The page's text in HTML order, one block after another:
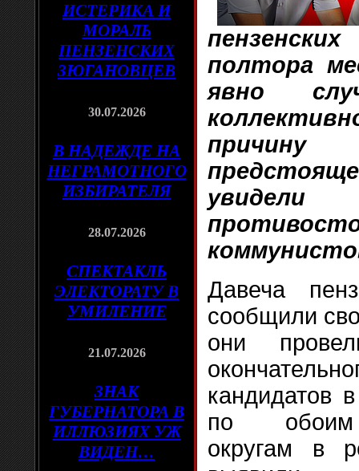
ИСТЕРИКА И
МОРАЛЬ
ПЕНЗЕНСКИХ
ЗЮГАНОВЦЕВ
30.07.2026
В НАДЕЖДЕ НА
НЕГРАМОТНОГО
ИЗБИРАТЕЛЯ
28.07.2026
СПЕКТАКЛЬ
ЭЛЕКТОРАТУ В
УМИЛЕНИЕ
21.07.2026
ЗНАК
ГУБЕРНАТОРА В
ИЛЛЮЗИЯХ УЖ
ВИДЕН…
полтора
явно
Давеча
сообщили
они
кандидатов
по обоим
округам в